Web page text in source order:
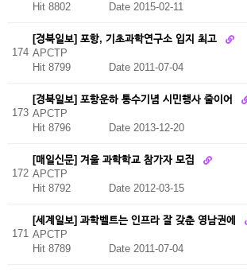
Hit 8802
Date 2015-02-11
174
[경북일보] 포항, 기초과학연구소 입지 최고
APCTP
Hit 8799
Date 2011-07-04
173
[경북일보] 포항운하 통수기념 시민행사 줄이어
APCTP
Hit 8796
Date 2013-12-20
172
[매일신문] 겨울 과학학교 참가자 모집
APCTP
Hit 8792
Date 2012-03-15
171
[세계일보] 과학벨트는 인프라 잘 갖춘 영남권에
APCTP
Hit 8789
Date 2011-07-04